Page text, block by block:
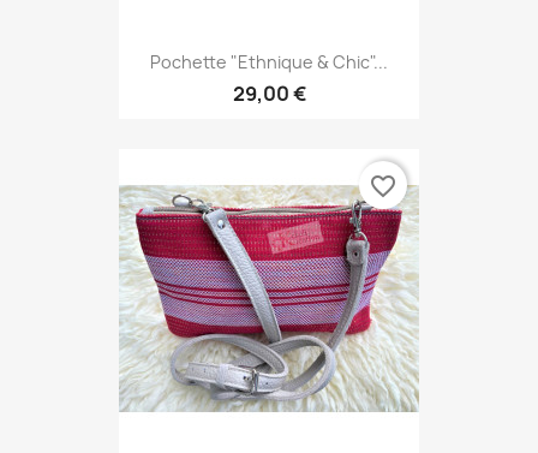
Pochette "Ethnique & Chic"...
29,00 €
favorite_border